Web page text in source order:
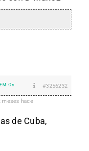
EM On #3256232
meses hace
de Cuba,